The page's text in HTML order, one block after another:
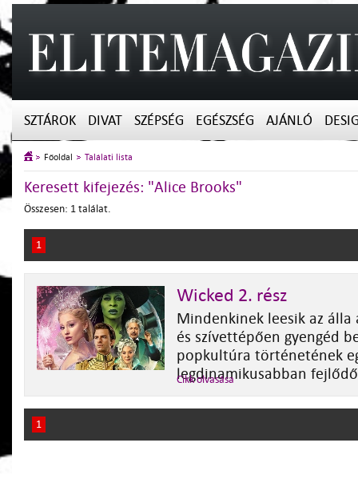
SZTÁROK DIVAT SZÉPSÉG EGÉSZSÉG AJÁNLÓ
Főoldal Találati lista
Keresett kifejezés: "Alice Brooks"
Összesen: 1 találat.
1
Wicked 2. rész
Mindenkinek leesik az álla
és szívettépően gyengéd
popkultúra történetének
legdinamikusabban
Cikk olvasása
1